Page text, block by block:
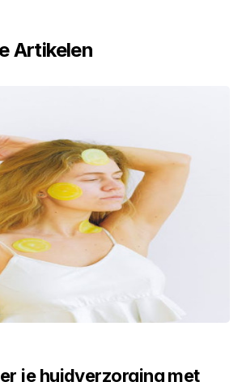
Artikelen
je huidverzorging met